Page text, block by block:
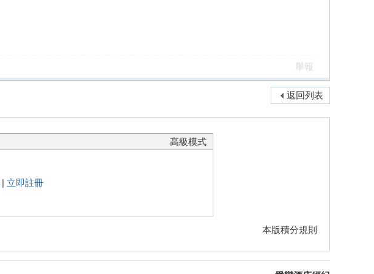
舉報
返回列表
高級模式
| 立即註冊
本版積分規則